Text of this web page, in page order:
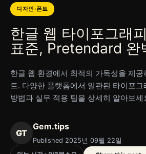
디자인·폰트
한글 웹 타이포그래
표준, Pretendard 완
한글 웹 환경에서 최적의 가독성을 제
트. 다양한 플랫폼에서 일관된 타이포
방법과 실무 적용 팁을 상세히 알아보세
GT
Gem.tips
Published 2025년 09월 22일